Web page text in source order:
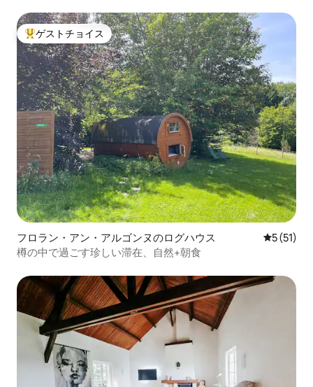
大好評のゲストチョイスです。
ゲストチョイス
フロラン・アン・アルゴンヌのログハウス レビュー
5 (51)
樽の中で過ごす珍しい滞在、自然+朝食